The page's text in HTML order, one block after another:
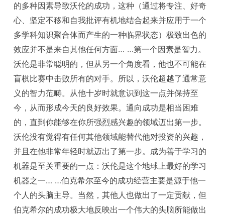
的多种因素导致沃伦的成功，这种（通过将专注、好奇
心、坚定不移和自我批评有机地结合起来并应用于一个
多学科知识聚合体而产生的一种临界状态）极致出色的
效应并不是来自其他任何方面… …第一个因素是智力。
沃伦是非常聪明的，但从另一个角度看，他也不可能在
盲棋比赛中击败所有的对手。所以，沃伦超越了通常意
义的智力范畴。从他十岁时就意识到这一点并保持至
今，从而形成今天的良好效果。通向成功是相当困难
的，直到你能够在你所强烈感兴趣的领域迈出第一步。
沃伦没有觉得有任何其他领域能替代他对投资的兴趣，
并且在他非常年轻时就迈出了第一步。成为善于学习的
机器是至关重要的一点：沃伦是这个地球上最好的学习
机器之一… …伯克希尔至今的成功经营主要是源于他一
个人的头脑主导。当然，其他人也做出了一定贡献，但
伯克希尔的成功极大地反映出一个伟大的头脑所能做出